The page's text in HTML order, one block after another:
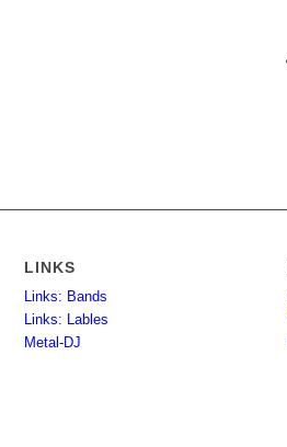
LINKS
Links: Bands
Links: Lables
Metal-DJ